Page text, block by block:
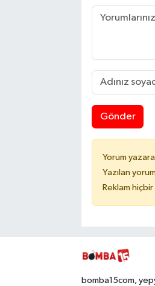
Gönder
Yorum
Yazılan
Reklam
bomba15com,